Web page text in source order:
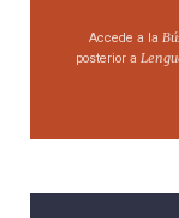
Accede a la
posterior a